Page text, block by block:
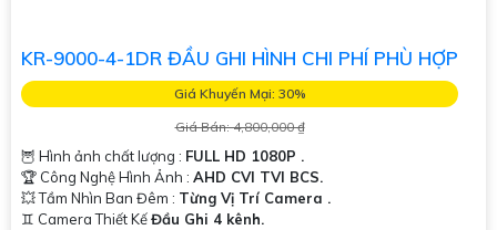
KR-9000-4-1DR ĐẦU GHI HÌNH CHI PHÍ PHÙ HỢP
Giá Khuyến Mại: 30%
Giá Bán: 4,800,000 ₫
🦉 Hình ảnh chất lượng : FULL HD 1080P .
🏆 Công Nghệ Hình Ảnh : AHD CVI TVI BCS.
💥 Tầm Nhìn Ban Đêm : Từng Vị Trí Camera .
♊ Camera Thiết KếĐầu Ghi 4 kênh.